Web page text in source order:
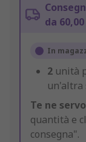
da
In
2 unità
un'altra
Te ne
quantità e
consegna".